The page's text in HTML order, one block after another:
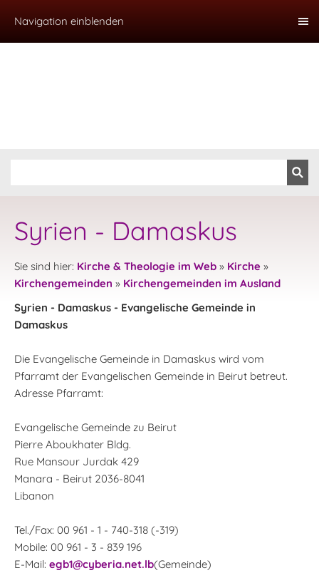
Navigation einblenden
Syrien - Damaskus
Sie sind hier: Kirche & Theologie im Web » Kirche »
Kirchengemeinden » Kirchengemeinden im Ausland
Syrien - Damaskus - Evangelische Gemeinde in
Damaskus
Die Evangelische Gemeinde in Damaskus wird vom
Pfarramt der Evangelischen Gemeinde in Beirut betreut.
Adresse Pfarramt:
Evangelische Gemeinde zu Beirut
Pierre Aboukhater Bldg.
Rue Mansour Jurdak 429
Manara - Beirut 2036-8041
Libanon
Tel./Fax: 00 961 - 1 - 740-318 (-319)
Mobile: 00 961 - 3 - 839 196
E-Mail: egb1@cyberia.net.lb(Gemeinde)